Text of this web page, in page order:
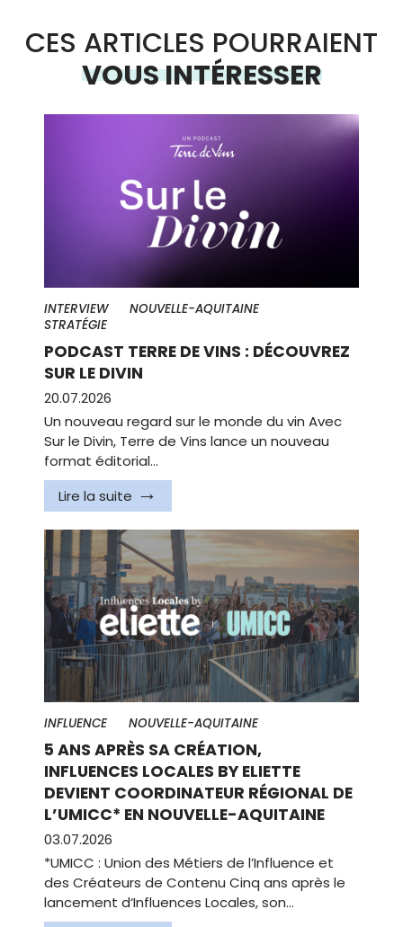
CES ARTICLES POURRAIENT
VOUS INTÉRESSER
INTERVIEW
NOUVELLE-AQUITAINE
STRATÉGIE
PODCAST TERRE DE VINS : DÉCOUVREZ
SUR LE DIVIN
20.07.2026
Un nouveau regard sur le monde du vin Avec
Sur le Divin, Terre de Vins lance un nouveau
format éditorial…
Lire la suite
INFLUENCE NOUVELLE-AQUITAINE
5 ANS APRÈS SA CRÉATION,
INFLUENCES LOCALES BY ELIETTE
DEVIENT COORDINATEUR RÉGIONAL DE
L’UMICC* EN NOUVELLE-AQUITAINE
03.07.2026
*UMICC : Union des Métiers de l’Influence et
des Créateurs de Contenu Cinq ans après le
lancement d‘Influences Locales, son…